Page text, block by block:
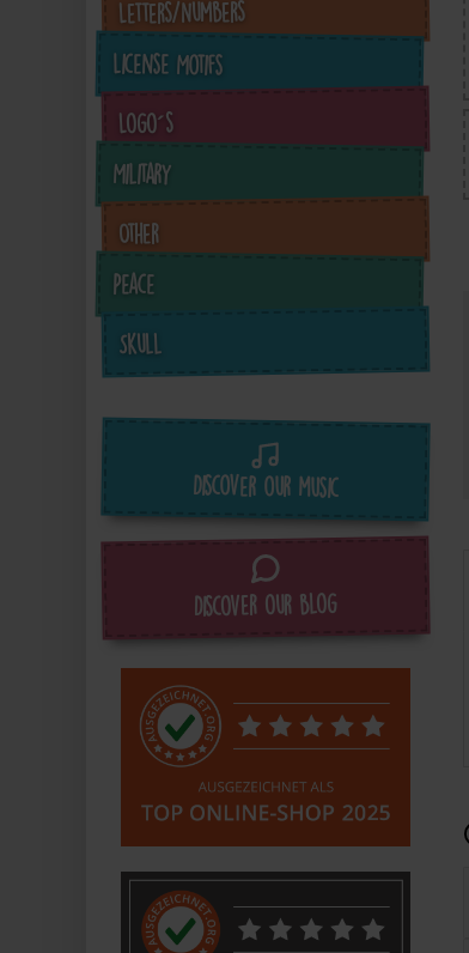
Letters/Numbers
License Motifs
Logo´s
Military
Other
Peace
Skull
Discover our music
Discover our blog